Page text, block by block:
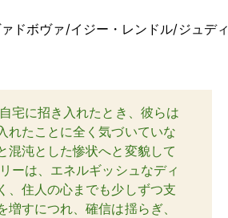
ドボヴァ/イジー・レンドル/ジュディ
宅に招き入れたとき、彼らは
れたことに全く気づいていな
混沌とした惨状へと変貌して
ーは、エネルギッシュなディ
、住人の心までも少しずつ支
すにつれ、確信は揺らぎ、